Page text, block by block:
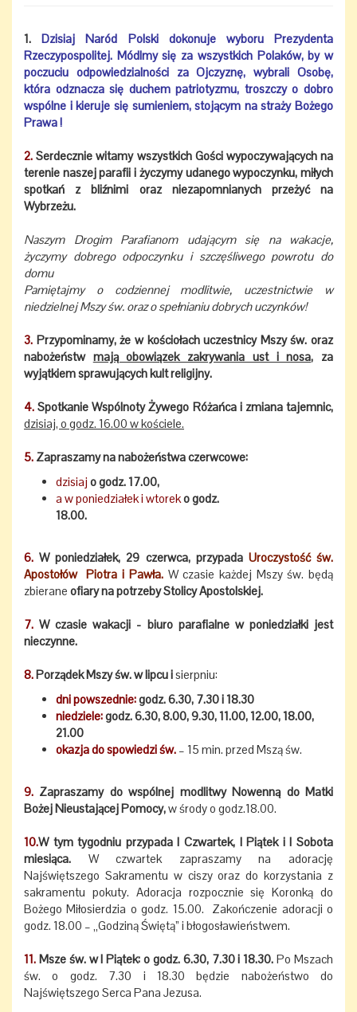
1.Dzisiaj Naród Polski dokonuje wyboru Prezydenta
Rzeczypospolitej. Módlmy się za wszystkich Polaków, by w
poczuciu odpowiedzialności za Ojczyznę, wybrali Osobę,
która odznacza się duchem patriotyzmu, troszczy o dobro
wspólne i kieruje się sumieniem, stojącym na straży Bożego
Prawa !
2. Serdecznie witamy wszystkich Gości wypoczywających na
terenie naszej parafii i życzymy udanego wypoczynku, miłych
spotkań z bliźnimi oraz niezapomnianych przeżyć na
Wybrzeżu.
Naszym Drogim Parafianom udającym się na wakacje,
życzymy dobrego odpoczynku i szczęśliwego powrotu do
domu
Pamiętajmy o codziennej modlitwie, uczestnictwie w
niedzielnej Mszy św. oraz o spełnianiu dobrych uczynków!
3. Przypominamy, że w kościołach uczestnicy Mszy św. oraz
nabożeństw mają obowiązek zakrywania ust i nosa, za
wyjątkiem sprawujących kult religijny.
4. Spotkanie Wspólnoty Żywego Różańca i zmiana tajemnic,
dzisiaj, o godz. 16.00 w kościele.
5. Zapraszamy na nabożeństwa czerwcowe:
dzisiaj o godz. 17.00,
a w poniedziałek i wtoreko godz.
18.00.
6. W poniedziałek, 29 czerwca, przypada Uroczystość św.
Apostołów Piotra i Pawła.W czasie każdej Mszy św. będą
zbierane ofiary na potrzeby Stolicy Apostolskiej.
7. W czasie wakacji - biuro parafialne w poniedziałki jest
nieczynne.
8.Porządek Mszy św. w lipcu isierpniu:
dni powszednie:godz. 6.30, 7.30 i 18.30
niedziele:godz. 6.30, 8.00, 9.30, 11.00, 12.00, 18.00,
21.00
okazja do spowiedzi św. – 15 min. przed Mszą św.
9. Zapraszamy do wspólnej modlitwy Nowenną do Matki
Bożej Nieustającej Pomocy,w środy o godz.18.00.
10.W tym tygodniu przypada I Czwartek, I Piątek i I Sobota
miesiąca. W czwartek zapraszamy na adorację
Najświętszego Sakramentu w ciszy oraz do korzystania z
sakramentu pokuty. Adoracja rozpocznie się Koronką do
Bożego Miłosierdzia o godz. 15.00. Zakończenie adoracji o
godz. 18.00 – „Godziną Świętą” i błogosławieństwem.
11. Msze św. w I Piątek: o godz. 6.30, 7.30 i 18.30. Po Mszach
św. o godz. 7.30 i 18.30 będzie nabożeństwo do
Najświętszego Serca Pana Jezusa.